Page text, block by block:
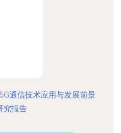
通信技术应用与发展前景
究报告